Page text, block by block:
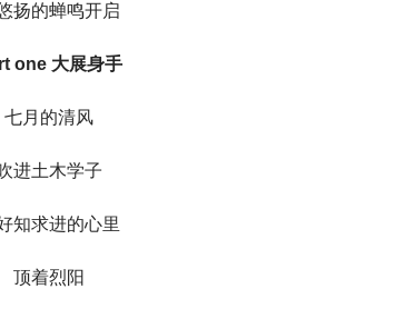
扬的蝉鸣开启
one 大展身手
七月的清风
进土木学子
知求进的心里
顶着烈阳